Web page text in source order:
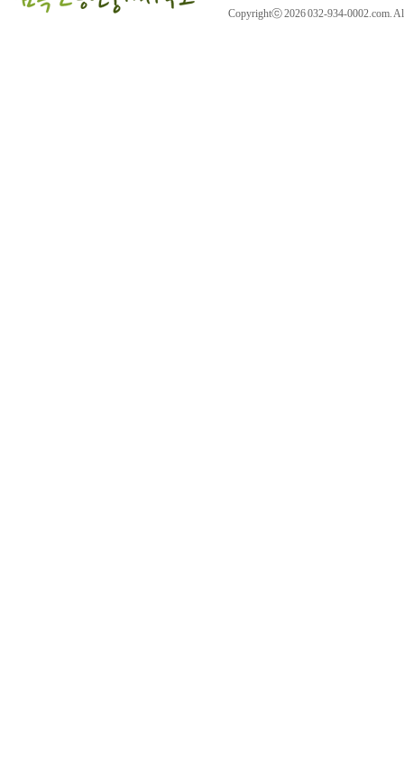
Copyrightⓒ 2026 032-934-0002.com.